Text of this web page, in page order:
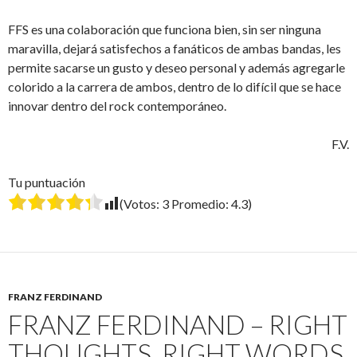
FFS es una colaboración que funciona bien, sin ser ninguna
maravilla, dejará satisfechos a fanáticos de ambas bandas, les
permite sacarse un gusto y deseo personal y además agregarle
colorido a la carrera de ambos, dentro de lo difícil que se hace
innovar dentro del rock contemporáneo.
F.V.
Tu puntuación
(Votos: 3 Promedio: 4.3)
FRANZ FERDINAND
FRANZ FERDINAND – RIGHT